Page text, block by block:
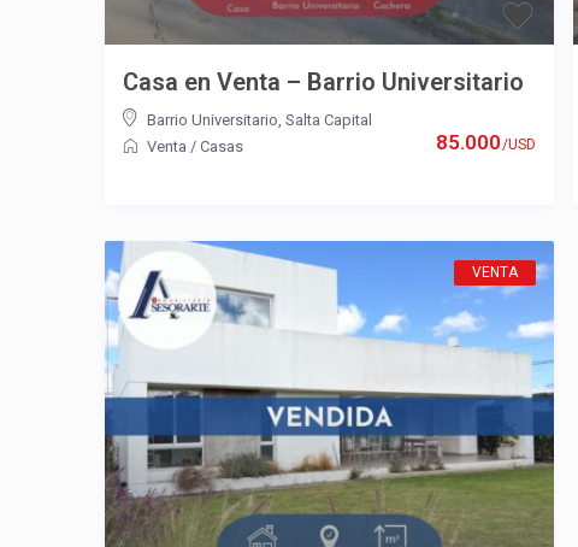
85.000/USD
Casa en Venta – Barrio Universitario
Barrio Universitario Salta Capital
Venta / Casas
VENTA